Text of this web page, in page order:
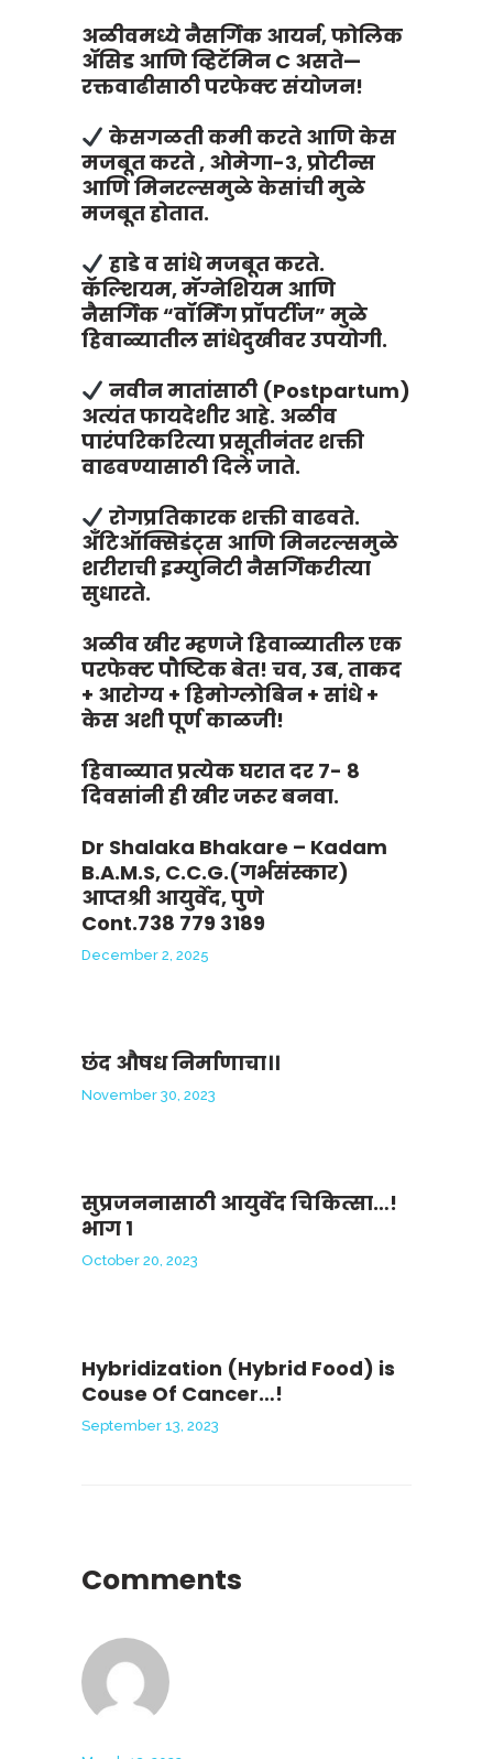
अळीवमध्ये नैसर्गिक आयर्न, फोलिक
अ‍ॅसिड आणि व्हिटॅमिन C असते—
रक्तवाढीसाठी परफेक्ट संयोजन!
केसगळती कमी करते आणि केस
मजबूत करते , ओमेगा-३, प्रोटीन्स
आणि मिनरल्समुळे केसांची मुळे
मजबूत होतात.
हाडे व सांधे मजबूत करते.
कॅल्शियम, मॅग्नेशियम आणि
नैसर्गिक “वॉर्मिंग प्रॉपर्टीज” मुळे
हिवाळ्यातील सांधेदुखीवर उपयोगी.
नवीन मातांसाठी (Postpartum)
अत्यंत फायदेशीर आहे. अळीव
पारंपरिकरित्या प्रसूतीनंतर शक्ती
वाढवण्यासाठी दिले जाते.
रोगप्रतिकारक शक्ती वाढवते.
अँटिऑक्सिडंट्स आणि मिनरल्समुळे
शरीराची इम्युनिटी नैसर्गिकरीत्या
सुधारते.
अळीव खीर म्हणजे हिवाळ्यातील एक
परफेक्ट पौष्टिक बेत! चव, उब, ताकद
+ आरोग्य + हिमोग्लोबिन + सांधे +
केस अशी पूर्ण काळजी!
हिवाळ्यात प्रत्येक घरात दर 7- 8
दिवसांनी ही खीर जरूर बनवा.
Dr Shalaka Bhakare – Kadam
B.A.M.S, C.C.G.(गर्भसंस्कार)
आप्तश्री आयुर्वेद, पुणे
Cont.738 779 3189
December 2, 2025
छंद औषध निर्माणाचा।।
November 30, 2023
सुप्रजननासाठी आयुर्वेद चिकित्सा…!
भाग १
October 20, 2023
Hybridization (Hybrid Food) is
Couse Of Cancer…!
September 13, 2023
Comments